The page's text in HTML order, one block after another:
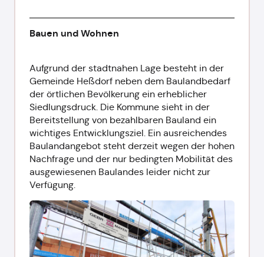
Bauen und Wohnen
Aufgrund der stadtnahen Lage besteht in der
Gemeinde Heßdorf neben dem Baulandbedarf
der örtlichen Bevölkerung ein erheblicher
Siedlungsdruck. Die Kommune sieht in der
Bereitstellung von bezahlbaren Bauland ein
wichtiges Entwicklungsziel. Ein ausreichendes
Baulandangebot steht derzeit wegen der hohen
Nachfrage und der nur bedingten Mobilität des
ausgewiesenen Baulandes leider nicht zur
Verfügung.